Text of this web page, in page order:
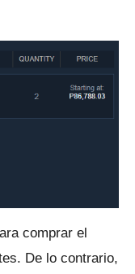
comprar el
De lo contrario,